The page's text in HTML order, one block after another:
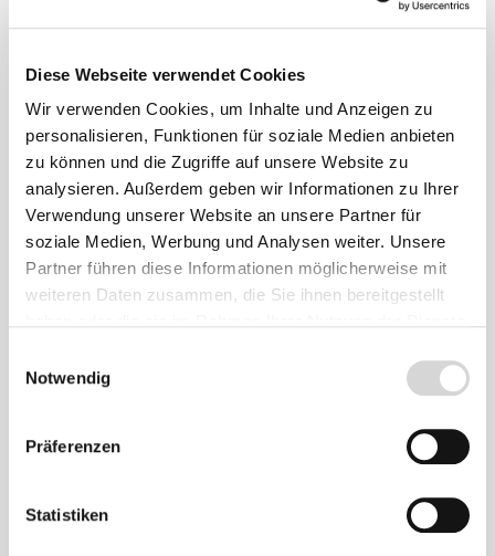
Diese Webseite verwendet Cookies
Wir verwenden Cookies, um Inhalte und Anzeigen zu
personalisieren, Funktionen für soziale Medien anbieten
zu können und die Zugriffe auf unsere Website zu
analysieren. Außerdem geben wir Informationen zu Ihrer
Verwendung unserer Website an unsere Partner für
soziale Medien, Werbung und Analysen weiter. Unsere
Partner führen diese Informationen möglicherweise mit
weiteren Daten zusammen, die Sie ihnen bereitgestellt
Notwendig
Präferenzen
Statistiken
Produkte
PVC-Teichfolie, schwarz, Stärke: 1,0 mm
wurzelfest, UV-stabilisiert, aus erstklassigen